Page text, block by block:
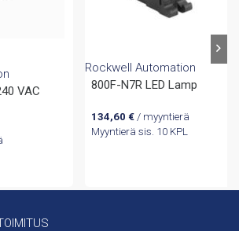
VAC
Rockwell Automation
800F-N7R LED Lamp
134,60 € / myyntierä
Myyntierä sis. 10 KPL